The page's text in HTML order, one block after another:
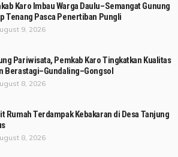
Karo Imbau Warga Daulu–Semangat Gunung
Tenang Pasca Penertiban Pungli
9, 2026
Pariwisata, Pemkab Karo Tingkatkan Kualitas
Berastagi–Gundaling–Gongsol
8, 2026
Rumah Terdampak Kebakaran di Desa Tanjung
8, 2026